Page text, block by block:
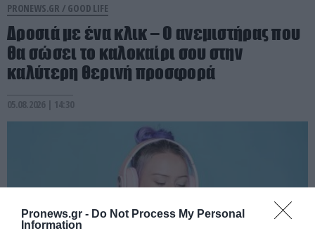
Pronews.gr - Do Not Process My Personal
Information
PRONEWS.GR / GOOD LIFE
Δροσιά με ένα κλικ – Ο ανεμιστήρας που
θα σώσει το καλοκαίρι σου στην
καλύτερη θερινή προσφορά
05.08.2026 | 14:30